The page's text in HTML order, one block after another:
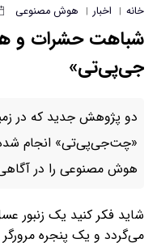
خانه | اخبار | هوش مصنوعی
شباهت حشرات و
جی‌پی‌تی»
دو پژوهش جدید که در
«چت‌جی‌پی‌تی» انجام
هوش مصنوعی را در
شاید فکر کنید یک زنبور